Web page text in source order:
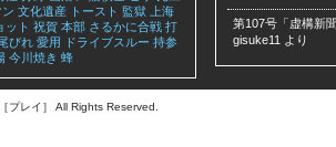
文化遺産 トースト 監獄
上海
ット 祝賀 本部 さるかに合戦 打
びれ 愛用 ドライブスルー 持参
今川焼き 蜂
第107号「虚構新
gisuke11 より
レイ］ All Rights Reserved.